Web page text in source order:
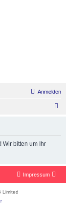
Anmelden
Wir bitten um Ihr
Impressum
Limited